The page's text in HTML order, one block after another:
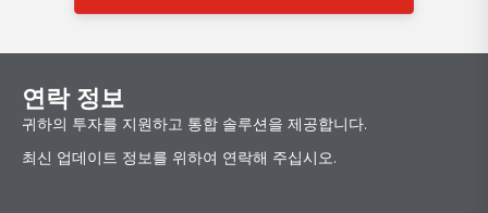
연락 정보
귀하의 투자를 지원하고 통합 솔루션을 제공합니다.
최신 업데이트 정보를 위하여 연락해 주십시오.